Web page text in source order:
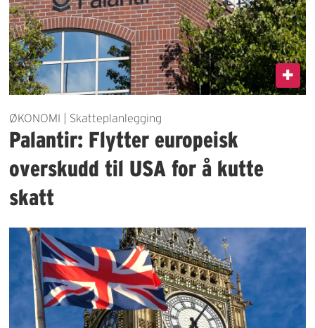
ØKONOMI | Skatteplanlegging
Palantir: Flytter europeisk
overskudd til USA for å kutte
skatt